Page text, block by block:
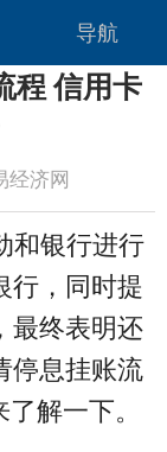
导航
程 信用卡
经济网
和银行进行
行，同时提
最终表明还
停息挂账流
解一下。